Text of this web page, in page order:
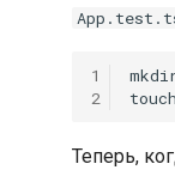
1
2
touch
Теперь,